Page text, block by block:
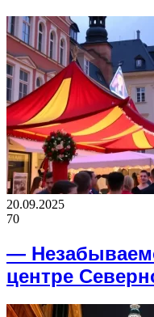
20.09.2025
70
—
центре